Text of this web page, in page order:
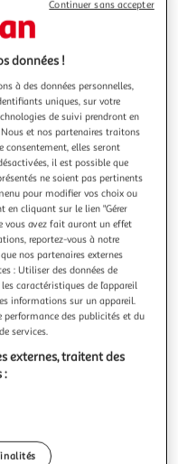
à décorer
33,72€
données !
à des données personnelles,
uniques, sur votre
de suivi prendront en
et nos partenaires traitons
consentement, elles seront
il est possible que
ne soient pas pertinents
pour modifier vos choix ou
en cliquant sur le lien "Gérer
vous avez fait auront un effet
reportez-vous à notre
nos partenaires externes
: Utiliser des données de
caractéristiques de l’appareil
informations sur un appareil.
performance des publicités et du
services.
externes, traitent des
:
Continuer sans accepter